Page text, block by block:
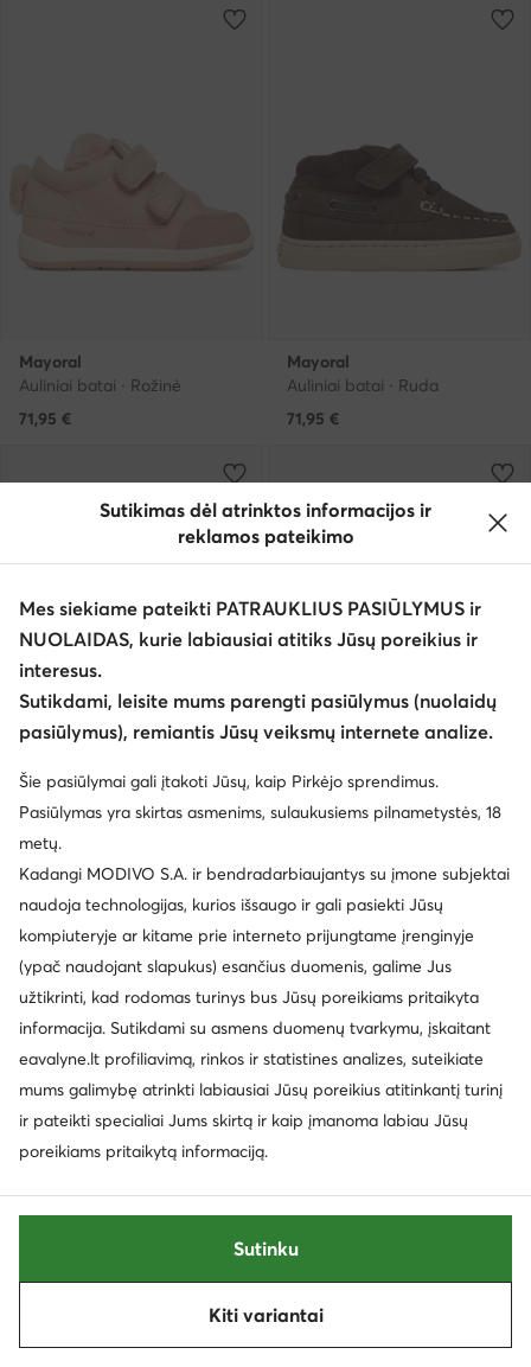
Mayoral
Auliniai batai · Rožinė
71,95 €
Mayoral
Auliniai batai · Ruda
71,95 €
Mayoral
64,95€
Mayoral
Dabartinė kaina
35,99€
Mažiausia kaina 38,99 €
71,95€
Auliniai batai · Écru
64,95€
Sutikimas dėl atrinktos informacijos ir
reklamos pateikimo
Mes siekiame pateikti PATRAUKLIUS PASIŪLYMUS ir
NUOLAIDAS, kurie labiausiai atitiks Jūsų poreikius ir
interesus.
Sutikdami, leisite mums parengti pasiūlymus (nuolaidų
pasiūlymus), remiantis Jūsų veiksmų internete analize.
Šie pasiūlymai gali įtakoti Jūsų, kaip Pirkėjo sprendimus.
Pasiūlymas yra skirtas asmenims, sulaukusiems pilnametystės, 18
metų.
Kadangi MODIVO S.A. ir bendradarbiaujantys su įmone subjektai
naudoja technologijas, kurios išsaugo ir gali pasiekti Jūsų
kompiuteryje ar kitame prie interneto prijungtame įrenginyje
(ypač naudojant slapukus) esančius duomenis, galime Jus
užtikrinti, kad rodomas turinys bus Jūsų poreikiams pritaikyta
informacija. Sutikdami su asmens duomenų tvarkymu, įskaitant
eavalyne.lt profiliavimą, rinkos ir statistines analizes, suteikiate
mums galimybę atrinkti labiausiai Jūsų poreikius atitinkantį turinį
ir pateikti specialiai Jums skirtą ir kaip įmanoma labiau Jūsų
poreikiams pritaikytą informaciją.
Kiti variantai
Sutinku